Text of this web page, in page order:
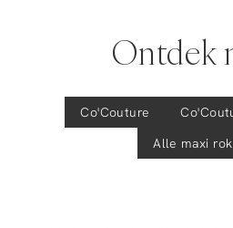
Ontdek
Co'Couture
Alle maxi